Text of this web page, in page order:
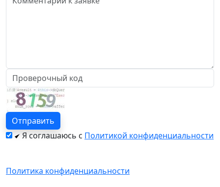
Я соглашаюсь с Политикой конфиденциальности
Политика конфиденциальности